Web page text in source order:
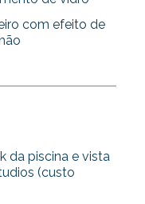
com efeito de
da piscina e vista
(custo